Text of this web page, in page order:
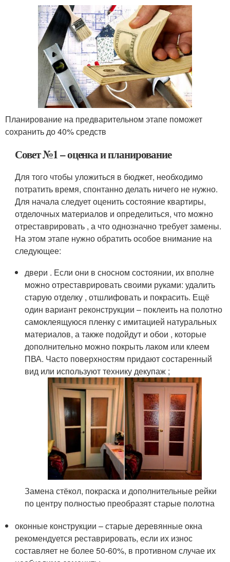
Планирование на предварительном этапе поможет
сохранить до 40% средств
Совет №1 – оценка и планирование
Для того чтобы уложиться в бюджет, необходимо
потратить время, спонтанно делать ничего не нужно.
Для начала следует оценить состояние квартиры,
отделочных материалов и определиться, что можно
отреставрировать , а что однозначно требует замены.
На этом этапе нужно обратить особое внимание на
следующее:
двери . Если они в сносном состоянии, их вполне
можно отреставрировать своими руками: удалить
старую отделку , отшлифовать и покрасить. Ещё
один вариант реконструкции – поклеить на полотно
самоклеящуюся пленку с имитацией натуральных
материалов, а также подойдут и обои , которые
дополнительно можно покрыть лаком или клеем
ПВА. Часто поверхностям придают состаренный
вид или используют технику декупаж ;
Замена стёкол, покраска и дополнительные рейки
по центру полностью преобразят старые полотна
оконные конструкции – старые деревянные окна
рекомендуется реставрировать, если их износ
составляет не более 50-60%, в противном случае их